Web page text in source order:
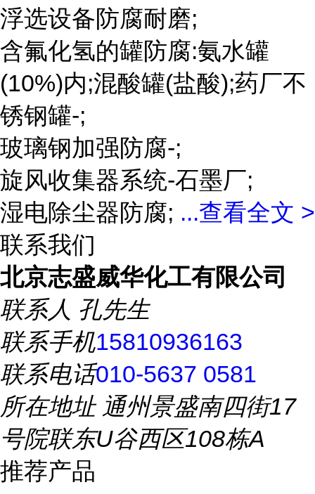
浮选设备防腐耐磨;
含氟化氢的罐防腐:氨水罐
(10%)内;混酸罐(盐酸);药厂不
锈钢罐-;
玻璃钢加强防腐-;
旋风收集器系统-石墨厂;
湿电除尘器防腐; ...查看全文 >
联系我们
北京志盛威华化工有限公司
联系人 孔先生
联系手机15810936163
联系电话010-5637 0581
所在地址通州景盛南四街17
号院联东U谷西区108栋A
推荐产品